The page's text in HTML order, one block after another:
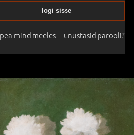
pea mind meeles
logi sisse
unustasid parooli?